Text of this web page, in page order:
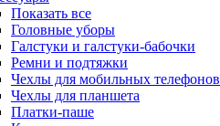
Показать все
Головные уборы
Галстуки и галстуки-бабочки
Ремни и подтяжки
Чехлы для мобильных телефонов
Чехлы для планшета
Платки-паше